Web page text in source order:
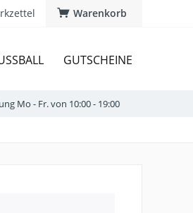
Warenkorb
GUTSCHEINE
Mo - Fr. von 10:00 - 19:00